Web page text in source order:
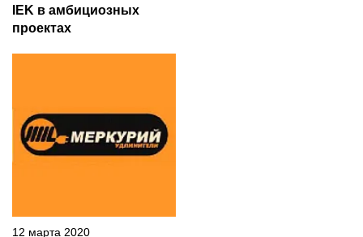
IEK в амбициозных
проектах
12 марта 2020